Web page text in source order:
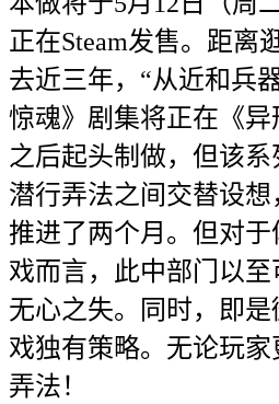
正在Steam发售。距离
去近三年，“从近和兵
惊魂》剧集将正在《
之后起头制做，但该
潜行弄法之间交替设
推进了两个月。但对
戏而言，此中部门以
无心之失。同时，即
戏独有策略。无论玩
弄法！